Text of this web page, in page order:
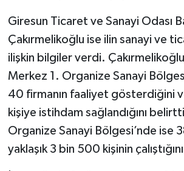
Giresun Ticaret ve Sanayi Odası
Çakırmelikoğlu ise ilin sanayi ve
ilişkin bilgiler verdi.
Merkez 1. Organize Sanayi
40 firmanın faaliyet gösterdiğini
kişiye istihdam sağlandığını
Organize Sanayi Bölgesi’nde ise
yaklaşık 3 bin 500 kişinin